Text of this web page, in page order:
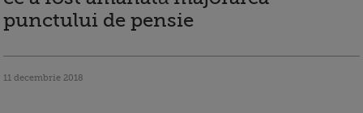
punctului de pensie
11 decembrie 2018